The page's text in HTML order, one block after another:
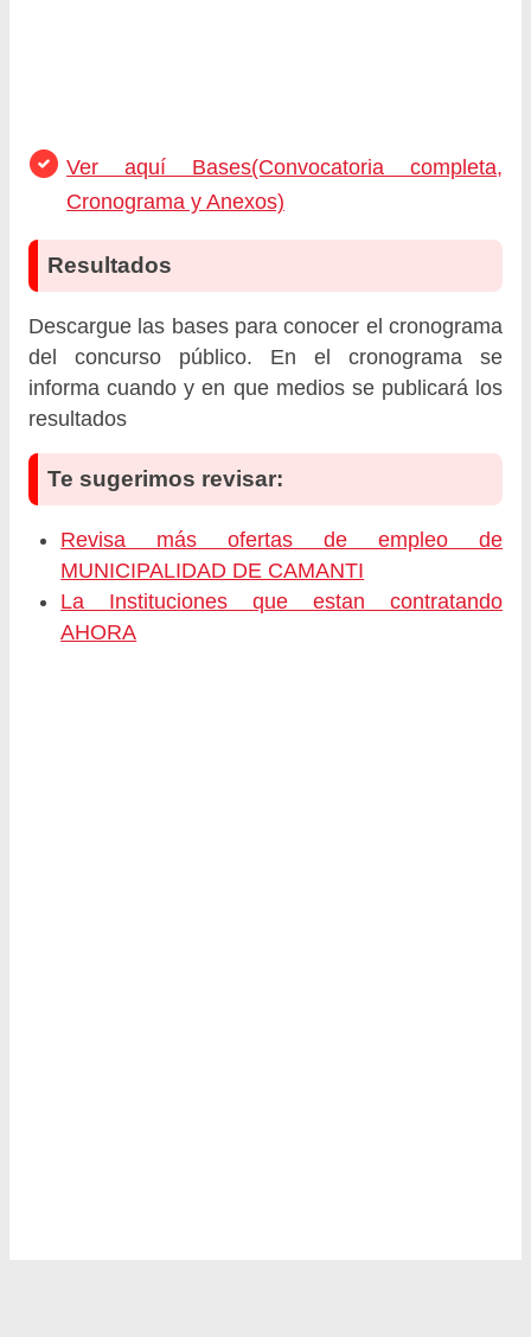
Ver aquí Bases(Convocatoria completa,
Cronograma y Anexos)
Resultados
Descargue las bases para conocer el cronograma
del concurso público. En el cronograma se
informa cuando y en que medios se publicará los
resultados
Te sugerimos revisar:
Revisa más ofertas de empleo de
MUNICIPALIDAD DE CAMANTI
La Instituciones que estan contratando
AHORA